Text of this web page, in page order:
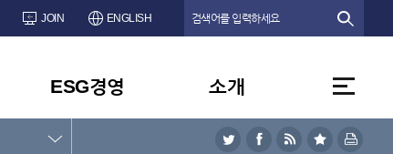
JOIN ENGLISH
ESG경영 소개